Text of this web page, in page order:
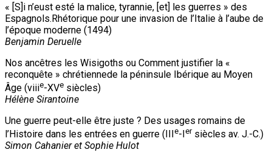
« [S]i n’eust esté la malice, tyrannie, [et] les guerres » des
Espagnols.Rhétorique pour une invasion de l’Italie à l’aube de
l’époque moderne (1494)
Benjamin Deruelle
Nos ancêtres les Wisigoths ou Comment justifier la «
reconquête » chrétiennede la péninsule Ibérique au Moyen
Âge (viiie-XVe siècles)
Hélène Sirantoine
Une guerre peut-elle être juste ? Des usages romains de
l’Histoire dans les entrées en guerre (III
e-I er siècles av. J.-C.)
Simon Cahanier et Sophie Hulot